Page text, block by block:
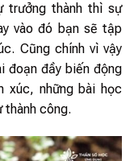
trưởng thành thì sự
vào đó bạn sẽ tập
Cũng chính vì vậy
đoạn đầy biến động
xúc, những bài học
thành công.